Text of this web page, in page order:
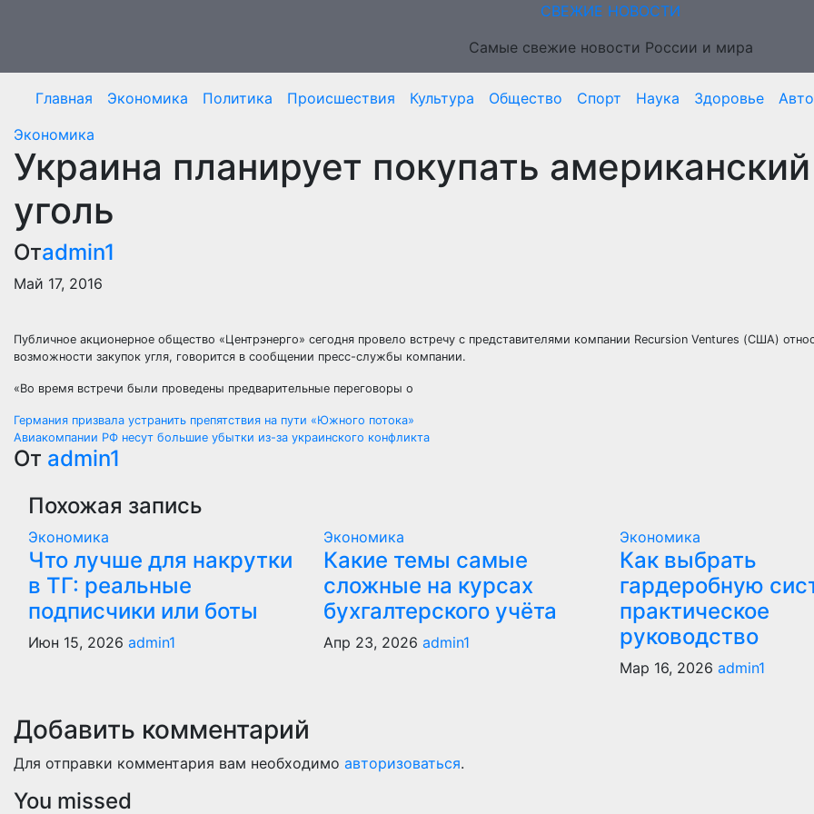
СВЕЖИЕ НОВОСТИ
Самые свежие новости России и мира
Главная Экономика Политика Происшествия Культура Общество Спорт Наука Здоровье
Авто
Экономика
Украина планирует покупать американский
уголь
Отadmin1
Май 17, 2016
Публичное акционерное общество «Центрэнерго» сегодня провело встречу с представителями компании Recursion Ventures (США)
возможности закупок угля, говорится в сообщении пресс-службы компании.
«Во время встречи были проведены предварительные переговоры о
Навигация
по
записям
Германия призвала устранить препятствия на пути «Южного потока»
Авиакомпании РФ несут большие убытки из-за украинского конфликта
От admin1
Похожая запись
Экономика
Что лучше для накрутки
в ТГ: реальные
подписчики или боты
Июн 15, 2026 admin1
Экономика
Какие темы самые
сложные на курсах
бухгалтерского учёта
Апр 23, 2026admin1
Экономика
Как выбрать
гардеробную
практическое
руководство
Мар 16, 2026 admin1
Добавить комментарий
Для отправки комментария вам необходимо авторизоваться.
You missed